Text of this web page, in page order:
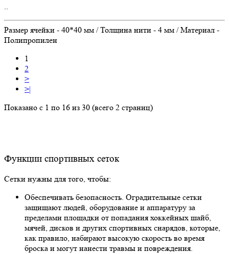
..
Размер ячейки - 40*40 мм / Толщина нити - 4 мм / Материал -
Полипропилен
1
2
>
>|
Показано с 1 по 16 из 30 (всего 2 страниц)
Функции спортивных сеток
Сетки нужны для того, чтобы:
Обеспечивать безопасность. Оградительные сетки
защищают людей, оборудование и аппаратуру за
пределами площадки от попадания хоккейных шайб,
мячей, дисков и других спортивных снарядов, которые,
как правило, набирают высокую скорость во время
броска и могут нанести травмы и повреждения.